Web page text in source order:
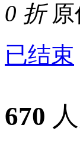
0 折
已结束
670